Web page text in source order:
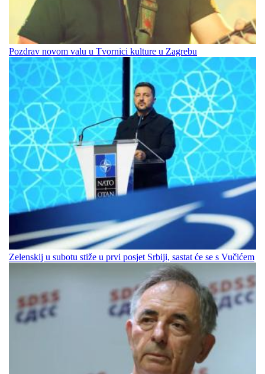
Pozdrav novom valu u Tvornici kulture u Zagrebu
Zelenskij u subotu stiže u prvi posjet Srbiji, sastat će se s Vučićem